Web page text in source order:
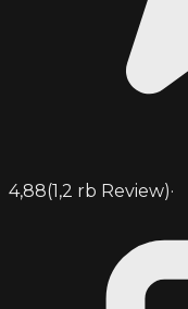
4,88(1,2 rb Review)·